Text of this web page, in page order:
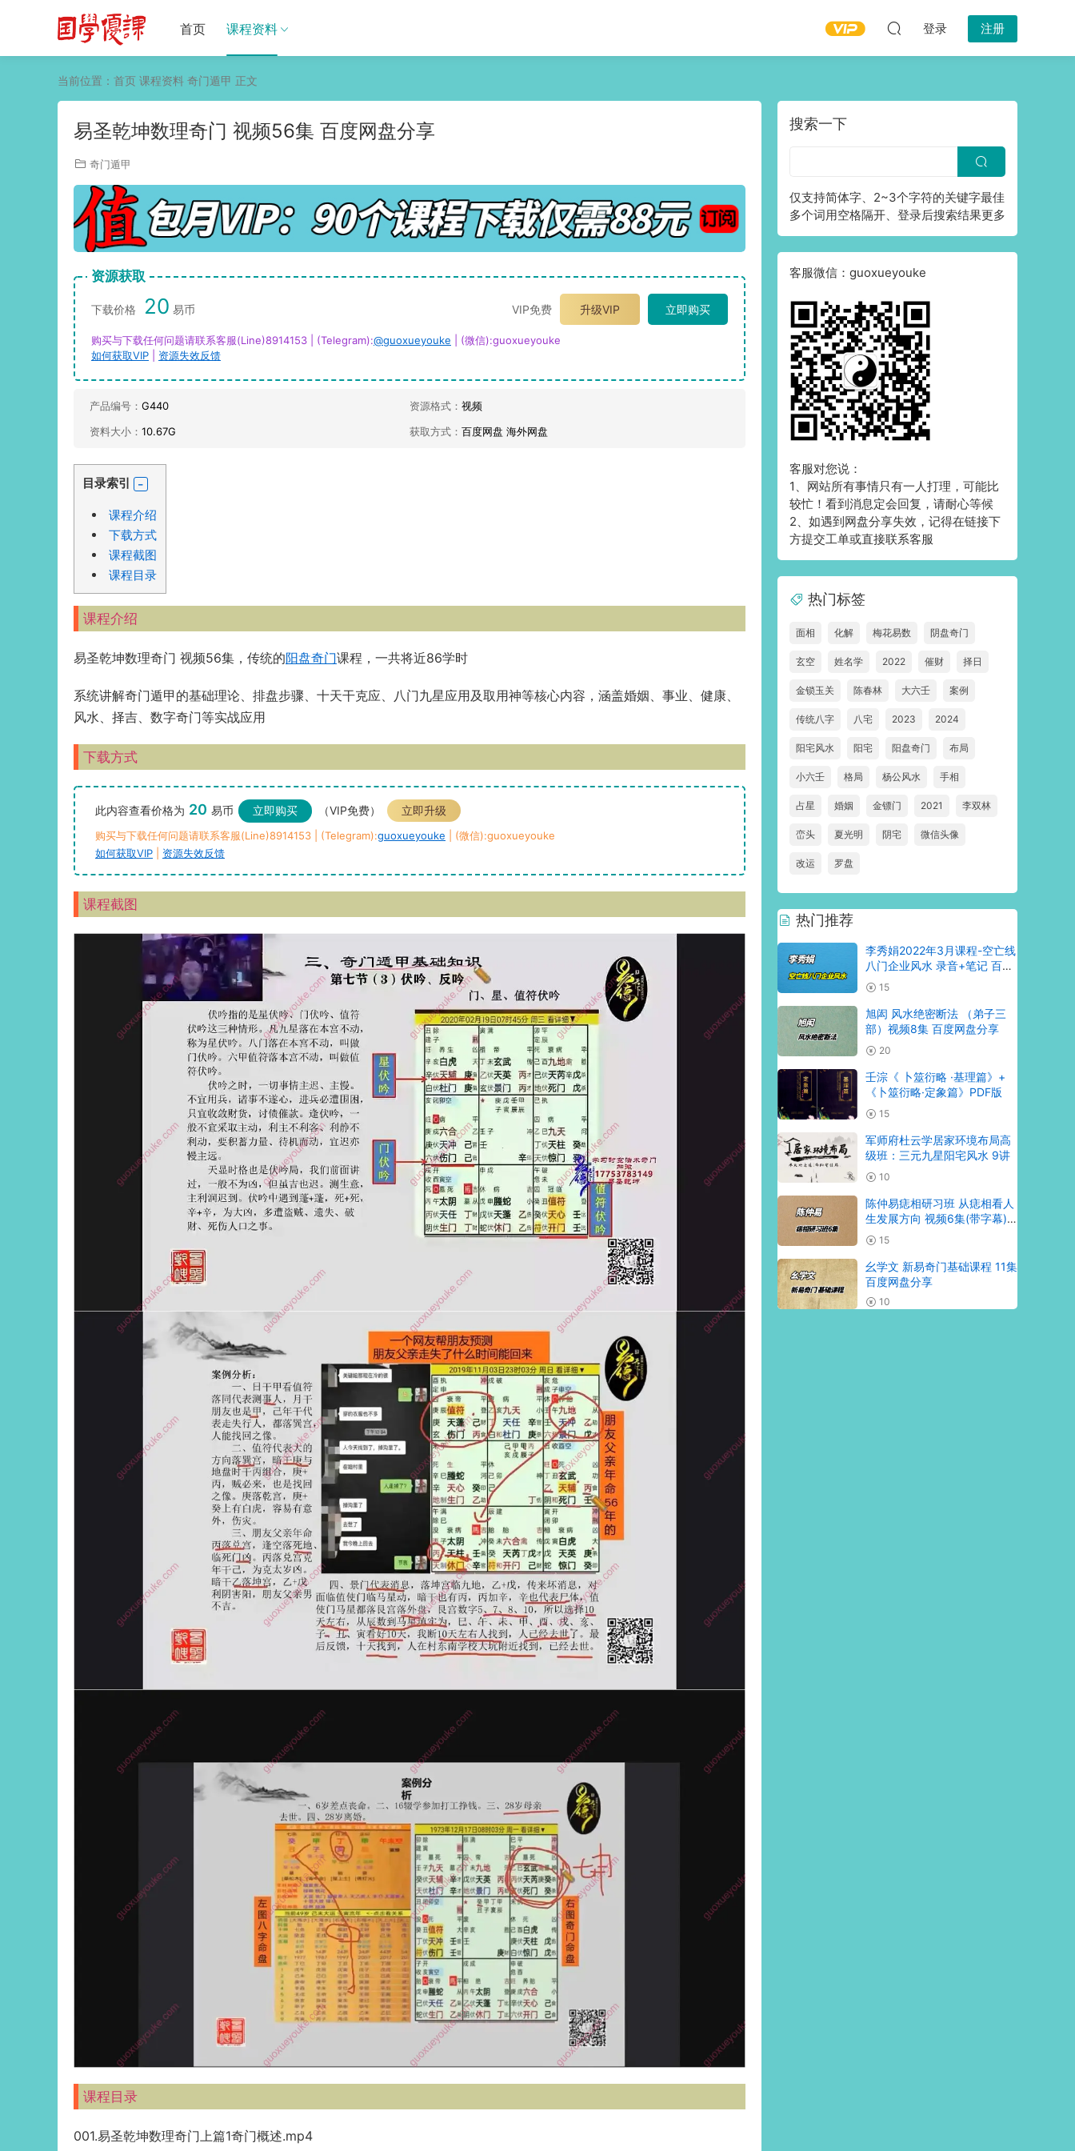
首页 课程资料 登录 注册
当前位置： 首页 课程资料 奇门遁甲 正文
易圣乾坤数理奇门 视频56集 百度网盘分享
奇门遁甲
资源获取
下载价格 20 易币 VIP免费 升级VIP 立即购买
购买与下载任何问题请联系客服(Line)8914153 | (Telegram):@guoxueyouke | (微信):guoxueyouke
如何获取VIP
资源失效反馈
产品编号： G440 资源格式： 视频
资料大小： 10.67G 获取方式： 百度网盘 海外网盘
目录索引
课程介绍
下载方式
课程截图
课程目录
课程介绍
易圣乾坤数理奇门 视频56集，传统的阳盘奇门课程，一共将近86学时
系统讲解奇门遁甲的基础理论、排盘步骤、十天干克应、八门九星应用及取用神等核心内容，涵盖婚姻、事业、健康、
风水、择吉、数字奇门等实战应用
下载方式
此内容查看价格为 20 易币 立即购买 （VIP免费） 立即升级
购买与下载任何问题请联系客服(Line)8914153 | (Telegram):guoxueyouke | (微信):guoxueyouke
如何获取VIP
资源失效反馈
课程截图
课程目录
001.易圣乾坤数理奇门上篇1奇门概述.mp4
搜索一下
仅支持简体字、2~3个字符的关键字最佳
多个词用空格隔开、登录后搜索结果更多
客服微信：guoxueyouke
客服对您说：
1、网站所有事情只有一人打理，可能比
较忙！看到消息定会回复，请耐心等候
2、如遇到网盘分享失效，记得在链接下
方提交工单或直接联系客服
热门标签
面相 化解 梅花易数 阴盘奇门
玄空 姓名学 2022 催财 择日
金锁玉关 陈春林 大六壬 案例
传统八字 八宅 2023 2024
阳宅风水 阳宅 阳盘奇门 布局
小六壬 格局 杨公风水 手相
占星 婚姻 金镖门 2021 李双林
峦头 夏光明 阴宅 微信头像
改运 罗盘
热门推荐
李秀娟2022年3月课程-空亡线
八门企业风水 录音+笔记 百度
网盘分享
15
旭闳 风水绝密断法 （弟子三
部）视频8集 百度网盘分享
20
壬淙《 卜筮衍略 ·基理篇》+
《卜筮衍略·定象篇》PDF版
15
军师府杜云学居家环境布局高
级班：三元九星阳宅风水 9讲
10
陈仲易痣相研习班 从痣相看人
生发展方向 视频6集(带字幕)
百度网盘分享
15
幺学文 新易奇门基础课程 11集
百度网盘分享
10